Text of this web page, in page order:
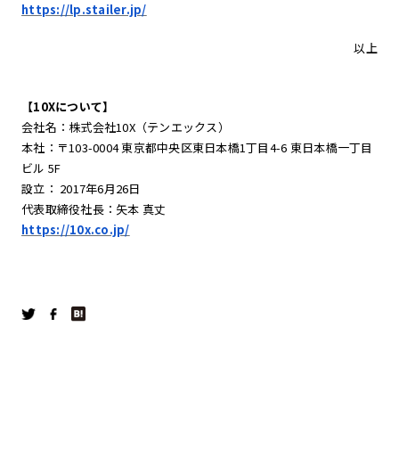
https://lp.stailer.jp/
以上
【10Xについて】
会社名：株式会社10X（テンエックス）
本社：〒103-0004 東京都中央区東日本橋1丁目4-6 東日本橋一丁目
ビル 5F
設立： 2017年6月26日
代表取締役社長：矢本 真丈
https://10x.co.jp/